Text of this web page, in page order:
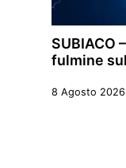
SUBIACO
fulmine
8 Agosto 2026